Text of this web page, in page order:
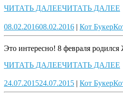
ЧИТАТЬ ДАЛЕЕЧИТАТЬ ДАЛЕЕ
08.02.201608.02.2016 | Кот Букер
Это интересно! 8 февраля
ЧИТАТЬ ДАЛЕЕЧИТАТЬ ДАЛЕЕ
24.07.201524.07.2015 | Кот Букер